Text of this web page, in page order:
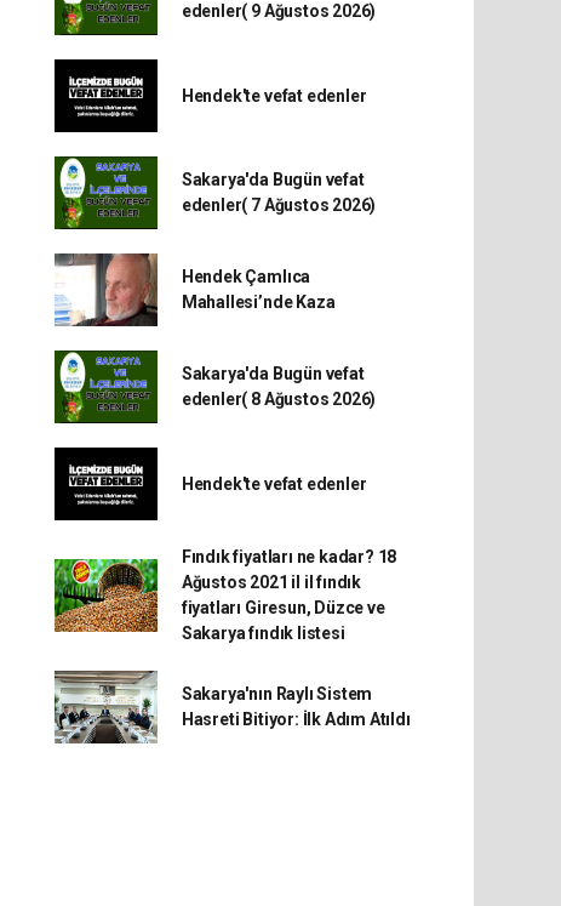
edenler( 9 Ağustos 2026)
Hendek'te vefat edenler
Sakarya'da Bugün vefat
edenler( 7 Ağustos 2026)
Hendek Çamlıca
Mahallesi’nde Kaza
Sakarya'da Bugün vefat
edenler( 8 Ağustos 2026)
Hendek'te vefat edenler
Fındık fiyatları ne kadar? 18
Ağustos 2021 il il fındık
fiyatları Giresun, Düzce ve
Sakarya fındık listesi
Sakarya'nın Raylı Sistem
Hasreti Bitiyor: İlk Adım Atıldı